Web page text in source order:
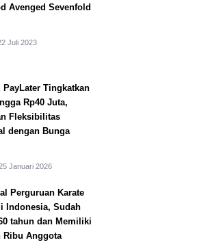
Avenged Sevenfold
Juli 2023
PayLater Tingkatkan
Rp40 Juta,
Fleksibilitas
dengan Bunga
Januari 2026
Perguruan Karate
Indonesia, Sudah
tahun dan Memiliki
Ribu Anggota